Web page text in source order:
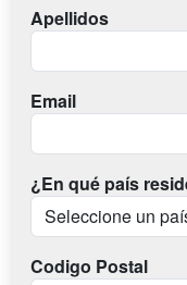
Apellidos
Email
¿En qué país
Codigo Postal